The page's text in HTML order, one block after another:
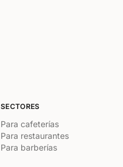
SECTORES
Para cafeterías
Para restaurantes
Para barberías